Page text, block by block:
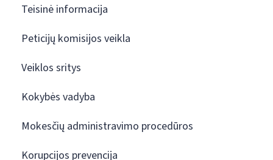
Teisinė informacija
Peticijų komisijos veikla
Veiklos sritys
Kokybės vadyba
Mokesčių administravimo procedūros
Korupcijos prevencija